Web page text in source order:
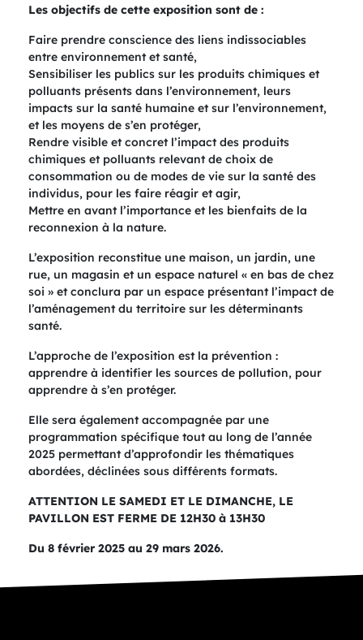
Les objectifs de cette exposition sont de :
Faire prendre conscience des liens indissociables
entre environnement et santé,
Sensibiliser les publics sur les produits chimiques et
polluants présents dans l’environnement, leurs
impacts sur la santé humaine et sur l’environnement,
et les moyens de s’en protéger,
Rendre visible et concret l’impact des produits
chimiques et polluants relevant de choix de
consommation ou de modes de vie sur la santé des
individus, pour les faire réagir et agir,
Mettre en avant l’importance et les bienfaits de la
reconnexion à la nature.
L’exposition reconstitue une maison, un jardin, une
rue, un magasin et un espace naturel « en bas de chez
soi » et conclura par un espace présentant l’impact de
l’aménagement du territoire sur les déterminants
santé.
L’approche de l’exposition est la prévention :
apprendre à identifier les sources de pollution, pour
apprendre à s’en protéger.
Elle sera également accompagnée par une
programmation spécifique tout au long de l’année
2025 permettant d’approfondir les thématiques
abordées, déclinées sous différents formats.
ATTENTION LE SAMEDI ET LE DIMANCHE, LE
PAVILLON EST FERME DE 12H30 à 13H30
Du 8 février 2025 au 29 mars 2026.